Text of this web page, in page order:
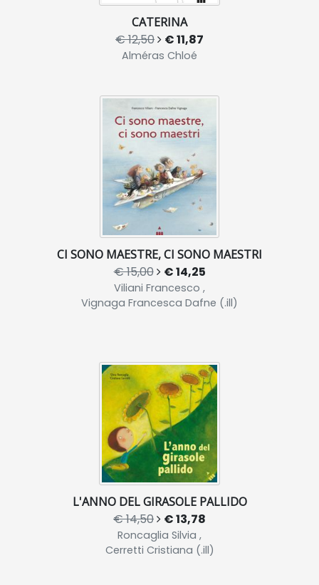
CATERINA
€ 12,50 € 11,87
Alméras Chloé
CI SONO MAESTRE, CI SONO MAESTRI
€ 15,00 € 14,25
Viliani Francesco ,
Vignaga Francesca Dafne (.ill)
L'ANNO DEL GIRASOLE PALLIDO
€ 14,50 € 13,78
Roncaglia Silvia ,
Cerretti Cristiana (.ill)